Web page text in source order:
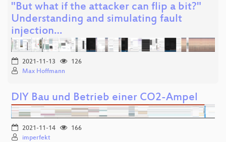
"But what if the attacker can flip a bit?"
Understanding and simulating fault
injection…
2021-11-13
126
Max Hoffmann
DIY Bau und Betrieb einer CO2-Ampel
2021-11-14
166
imperfekt